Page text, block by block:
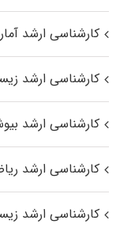
کارشناسی ارشد آمار
کارشناسی ارشد
کارشناسی ارشد
کارشناسی ارشد
کارشناسی ارشد